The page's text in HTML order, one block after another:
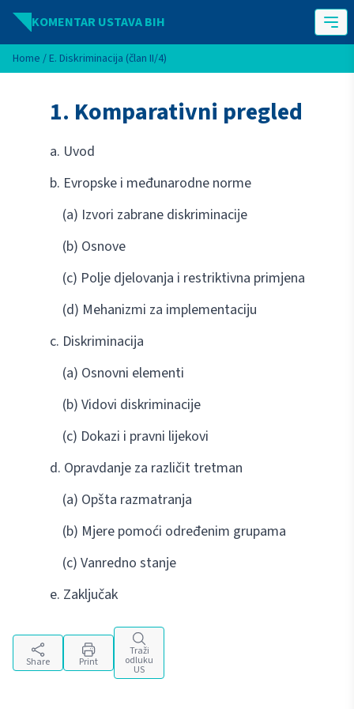
Idi na sadržaj
KOMENTAR USTAVA BIH
Home / E. Diskriminacija (član II/4)
1. Komparativni pregled
a. Uvod
b. Evropske i međunarodne norme
(a) Izvori zabrane diskriminacije
(b) Osnove
(c) Polje djelovanja i restriktivna primjena
(d) Mehanizmi za implementaciju
c. Diskriminacija
(a) Osnovni elementi
(b) Vidovi diskriminacije
(c) Dokazi i pravni lijekovi
d. Opravdanje za različit tretman
(a) Opšta razmatranja
(b) Mjere pomoći određenim grupama
(c) Vanredno stanje
e. Zaključak
Share Print
Traži
odluku
US